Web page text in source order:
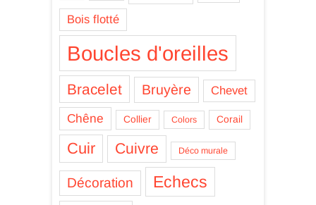
Bois flotté
Boucles d'oreilles
Bracelet Bruyère Chevet
Chêne Collier Colors Corail
Cuir Cuivre Déco murale
Décoration Echecs